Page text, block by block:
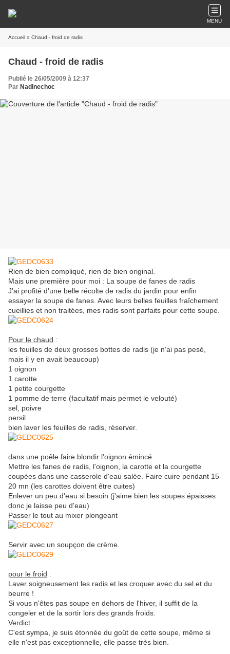
MENU
Accueil » Chaud - froid de radis
Chaud - froid de radis
Publié le 26/05/2009 à 12:37
Par Nadinechoc
Rien de bien compliqué, rien de bien original.
Mais une première pour moi : La soupe de fanes de radis
J'ai profité d'une belle récolte de radis du jardin pour enfin
essayer la soupe de fanes. Avec leurs belles feuilles fraîchement
cueillies et non traitées, mes radis sont parfaits pour cette soupe.
Pour le chaud :
les feuilles de deux grosses bottes de radis (je n'ai pas pesé,
mais il y en avait beaucoup)
1 oignon
1 carotte
1 petite courgette
1 pomme de terre (facultatif mais permet le velouté)
sel, poivre
persil
bien laver les feuilles de radis, réserver.
dans une poêle faire blondir l'oignon émincé.
Mettre les fanes de radis, l'oignon, la carotte et la courgette
coupées dans une casserole d'eau salée. Faire cuire pendant 15-
20 mn (les carottes doivent être cuites)
Enlever un peu d'eau si besoin (j'aime bien les soupes épaisses
donc je laisse peu d'eau)
Passer le tout au mixer plongeant
Servir avec un soupçon de crème.
pour le froid :
Laver soigneusement les radis et les croquer avec du sel et du
beurre !
Si vous n'êtes pas soupe en dehors de l'hiver, il suffit de la
congeler et de la sortir lors des grands froids.
Verdict :
C'est sympa, je suis étonnée du goût de cette soupe, même si
elle n'est pas exceptionnelle, elle passe très bien.